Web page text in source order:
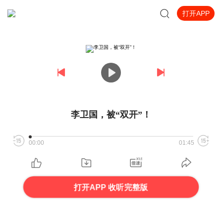
打开APP
李卫国，被“双开”！
00:00 01:45
打开APP 收听完整版